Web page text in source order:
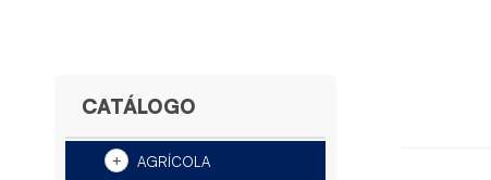
CATÁLOGO
AGRÍCOLA